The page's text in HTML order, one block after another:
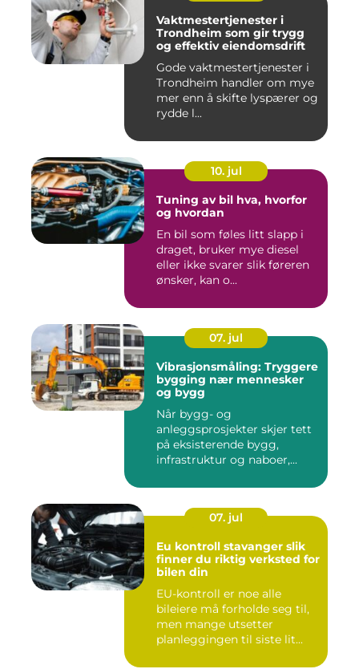
Vaktmestertjenester i
Trondheim som gir trygg
og effektiv eiendomsdrift
Gode vaktmestertjenester i
Trondheim handler om mye
mer enn å skifte lyspærer og
rydde l...
10. jul
Tuning av bil hva, hvorfor
og hvordan
En bil som føles litt slapp i
draget, bruker mye diesel
eller ikke svarer slik føreren
ønsker, kan o...
07. jul
Vibrasjonsmåling: Tryggere
bygging nær mennesker
og bygg
Når bygg- og
anleggsprosjekter skjer tett
på eksisterende bygg,
infrastruktur og naboer,...
07. jul
Eu kontroll stavanger slik
finner du riktig verksted for
bilen din
EU-kontroll er noe alle
bileiere må forholde seg til,
men mange utsetter
planleggingen til siste lit...